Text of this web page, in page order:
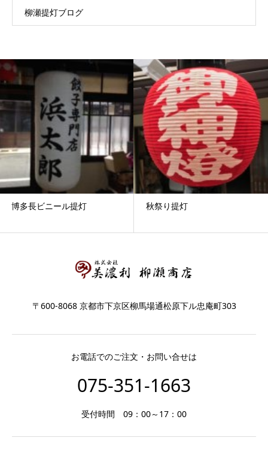
柳瀬提灯ブログ
博多長ビニール提灯 秋祭り提灯
〒600-8068 京都市下京区柳馬場通松原下ル忠庵町303
お電話でのご注文・お問い合せは
075-351-1663
受付時間 09：00～17：00